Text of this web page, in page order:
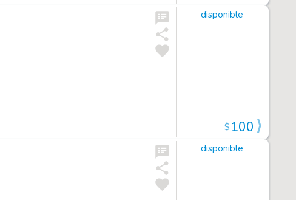
disponible
$100
disponible